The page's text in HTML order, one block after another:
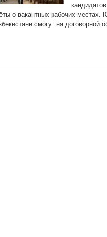
о вакантных рабочих местах.
смогут на договорной